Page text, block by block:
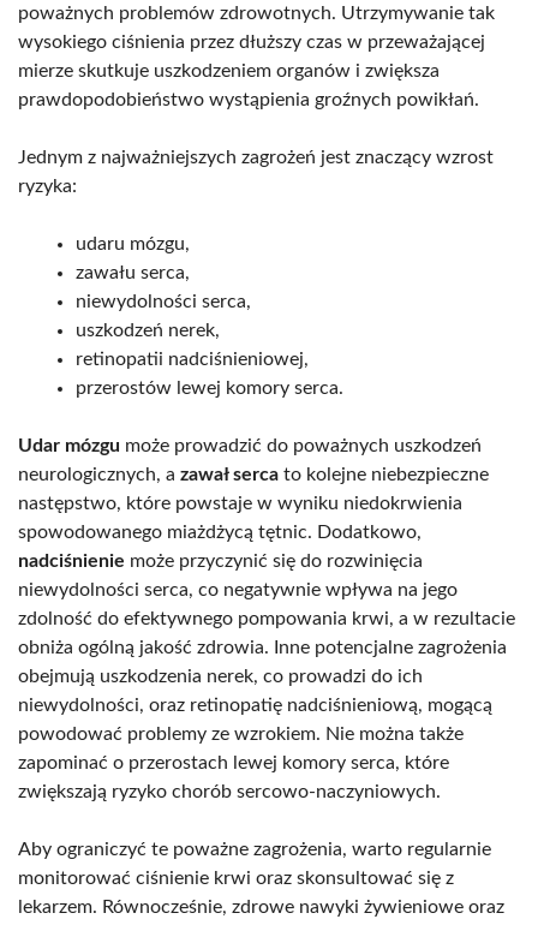
poważnych problemów zdrowotnych. Utrzymywanie tak
wysokiego ciśnienia przez dłuższy czas w przeważającej
mierze skutkuje uszkodzeniem organów i zwiększa
prawdopodobieństwo wystąpienia groźnych powikłań.
Jednym z najważniejszych zagrożeń jest znaczący wzrost
ryzyka:
udaru mózgu,
zawału serca,
niewydolności serca,
uszkodzeń nerek,
retinopatii nadciśnieniowej,
przerostów lewej komory serca.
Udar mózgu może prowadzić do poważnych uszkodzeń
neurologicznych, a zawał serca to kolejne niebezpieczne
następstwo, które powstaje w wyniku niedokrwienia
spowodowanego miażdżycą tętnic. Dodatkowo,
nadciśnienie może przyczynić się do rozwinięcia
niewydolności serca, co negatywnie wpływa na jego
zdolność do efektywnego pompowania krwi, a w rezultacie
obniża ogólną jakość zdrowia. Inne potencjalne zagrożenia
obejmują uszkodzenia nerek, co prowadzi do ich
niewydolności, oraz retinopatię nadciśnieniową, mogącą
powodować problemy ze wzrokiem. Nie można także
zapominać o przerostach lewej komory serca, które
zwiększają ryzyko chorób sercowo-naczyniowych.
Aby ograniczyć te poważne zagrożenia, warto regularnie
monitorować ciśnienie krwi oraz skonsultować się z
lekarzem. Równocześnie, zdrowe nawyki żywieniowe oraz